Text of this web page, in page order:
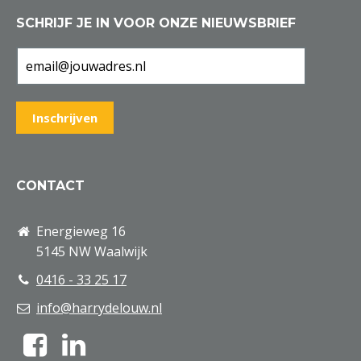
SCHRIJF JE IN VOOR ONZE NIEUWSBRIEF
CONTACT
Energieweg 16
5145 NW Waalwijk
0416 - 33 25 17
info@harrydelouw.nl